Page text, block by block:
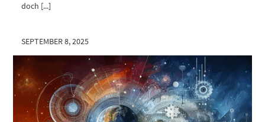
doch [...]
SEPTEMBER 8, 2025